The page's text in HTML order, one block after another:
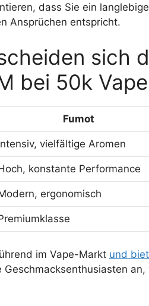
dass Sie ein
Ansprüchen entspricht.
sich
bei 50k
Fumot
vielfältige Aromen
konstante Performance
ergonomisch
im Vape-Markt und
Geschmacksenthusiasten